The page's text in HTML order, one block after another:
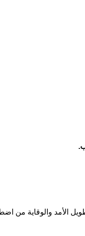
الأمد والوقاية من